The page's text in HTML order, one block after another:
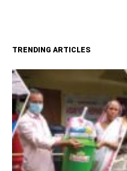
TRENDING ARTICLES